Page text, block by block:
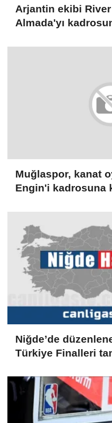
Arjantin ekibi
Almada'yı
Muğlaspor, kanat
Engin'i kadrosuna
Niğde’de
Türkiye Finalleri